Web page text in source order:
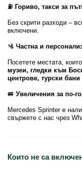
⛽ Гориво, такси за
Без скрити разходи –
включени.
🛂 Частна и
Посетете местата,
музеи, гледки към
центрове, турски бани
🚐 Увеличения за по-
Mercedes Sprinter е
свържете с нас чрез
Които не са